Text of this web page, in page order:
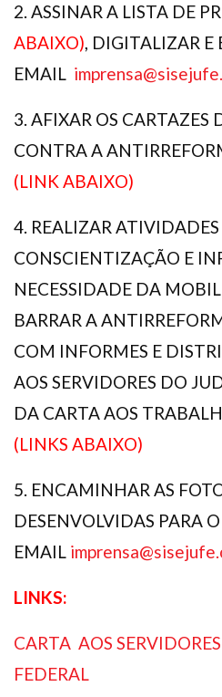
2. ASSINAR A LISTA DE
ABAIXO), DIGITALIZAR E
EMAIL
3. AFIXAR OS
CONTRA A
(LINK ABAIXO)
4. REALIZAR
CONSCIENTIZAÇÃO E
NECESSIDADE DA
BARRAR A
COM INFORMES E
AOS SERVIDORES DO
DA CARTA AOS
(LINKS ABAIXO)
5. ENCAMINHAR AS
DESENVOLVIDAS PARA O
EMAIL
LINKS:
CARTA AOS
FEDERAL